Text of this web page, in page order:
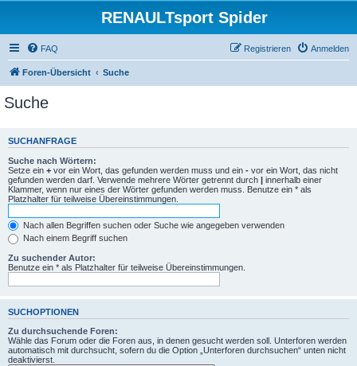
RENAULTsport Spider
FAQ Anmelden
Registrieren
Foren-Übersicht Suche
Suche
SUCHANFRAGE
Suche nach Wörtern:
Setze ein + vor ein Wort, das gefunden werden muss und ein - vor ein Wort, das nicht
gefunden werden darf. Verwende mehrere Wörter getrennt durch | innerhalb einer
Klammer, wenn nur eines der Wörter gefunden werden muss. Benutze ein * als
Platzhalter für teilweise Übereinstimmungen.
Nach allen Begriffen suchen oder Suche wie angegeben verwenden
Nach einem Begriff suchen
Zu suchender Autor:
Benutze ein * als Platzhalter für teilweise Übereinstimmungen.
SUCHOPTIONEN
Zu durchsuchende Foren:
Wähle das Forum oder die Foren aus, in denen gesucht werden soll. Unterforen werden
automatisch mit durchsucht, sofern du die Option „Unterforen durchsuchen“ unten nicht
deaktivierst.